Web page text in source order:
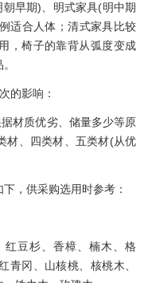
早期)、明式家具(明中期
适合人体；清式家具比较
，椅子的靠背从弧度变成
的影响：
材质优劣、储量多少等原
材、四类材、五类材(从优
，供采购选用时参考：
红豆杉、香樟、楠木、格
青冈、山核桃、核桃木、